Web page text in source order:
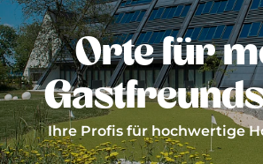
Orte für
Ihre Profis für hochwertige